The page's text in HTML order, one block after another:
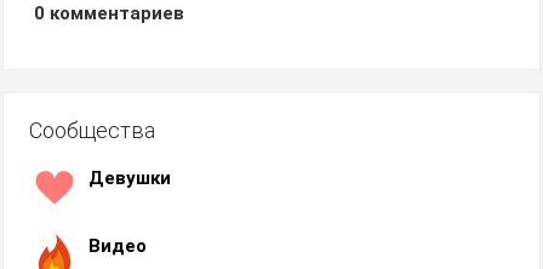
0 комментариев
Сообщества
Девушки
Видео